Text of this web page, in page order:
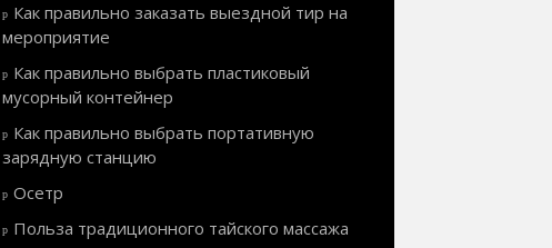
Как правильно заказать выездной тир на
мероприятие
Как правильно выбрать пластиковый
мусорный контейнер
Как правильно выбрать портативную
зарядную станцию
Осетр
Польза традиционного тайского массажа